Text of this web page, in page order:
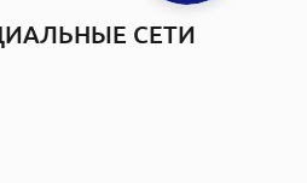
СЕТИ